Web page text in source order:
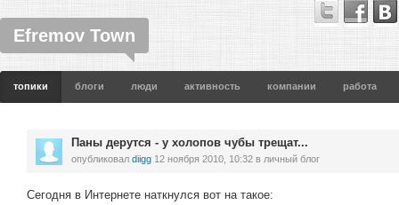
Efremov Town
топики блоги люди активность компании работа
Паны дерутся - у холопов чубы трещат...
опубликовал diigg 12 ноября 2010, 10:32 в личный блог
Сегодня в Интернете наткнулся вот на такое: